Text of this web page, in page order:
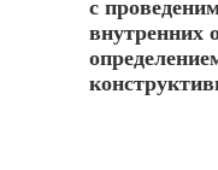
с
внутренних